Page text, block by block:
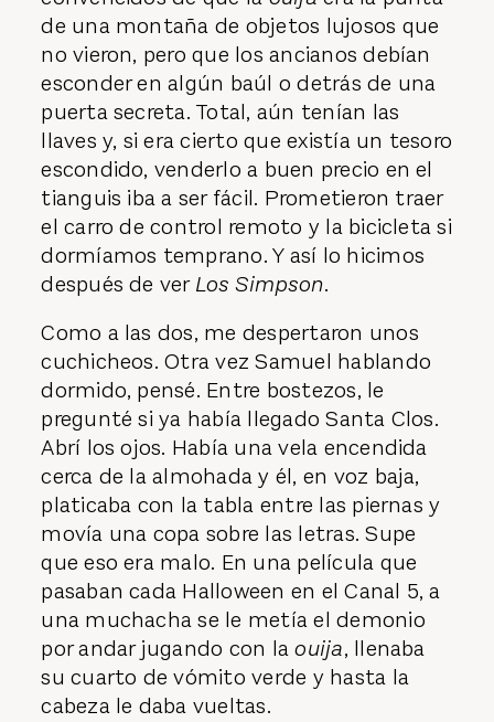
de una montaña de objetos lujosos que
no vieron, pero que los ancianos debían
esconder en algún baúl o detrás de una
puerta secreta. Total, aún tenían las
llaves y, si era cierto que existía un tesoro
escondido, venderlo a buen precio en el
tianguis iba a ser fácil. Prometieron traer
el carro de control remoto y la bicicleta si
dormíamos temprano. Y así lo hicimos
después de verLos Simpson.
Como a las dos, me despertaron unos
cuchicheos. Otra vez Samuel hablando
dormido, pensé. Entre bostezos, le
pregunté si ya había llegado Santa Clos.
Abrí los ojos. Había una vela encendida
cerca de la almohada y él, en voz baja,
platicaba con la tabla entre las piernas y
movía una copa sobre las letras. Supe
que eso era malo. En una película que
pasaban cada Halloween en el Canal 5, a
una muchacha se le metía el demonio
por andar jugando con laouija, llenaba
su cuarto de vómito verde y hasta la
cabeza le daba vueltas.